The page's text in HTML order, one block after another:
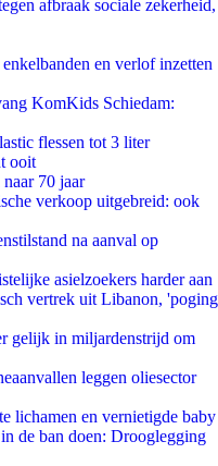
afbraak sociale zekerheid,
en verlof inzetten
KomKids Schiedam:
flessen tot 3 liter
ooit
70 jaar
verkoop uitgebreid: ook
na aanval op
asielzoekers harder aan
vertrek uit Libanon, 'poging
gelijk in miljardenstrijd om
leggen oliesector
lichamen en vernietigde baby
de ban doen: Drooglegging